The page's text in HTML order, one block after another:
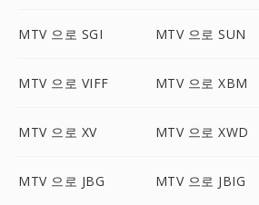
MTV 으로 SGI MTV 으로 SUN
MTV 으로 VIFF MTV 으로 XBM
MTV 으로 XV MTV 으로 XWD
MTV 으로 JBG MTV 으로 JBIG